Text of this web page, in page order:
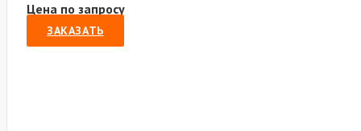
Цена по запросу
ЗАКАЗАТЬ